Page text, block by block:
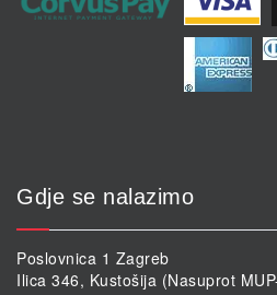
Gdje se nalazimo
Poslovnica 1 Zagreb
Ilica 346, Kustošija (Nasuprot